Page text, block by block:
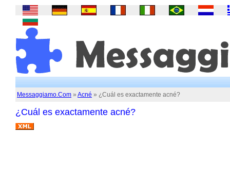
Messaggiamo.Com » Acné » ¿Cuál es exactamente acné?
¿Cuál es exactamente acné?